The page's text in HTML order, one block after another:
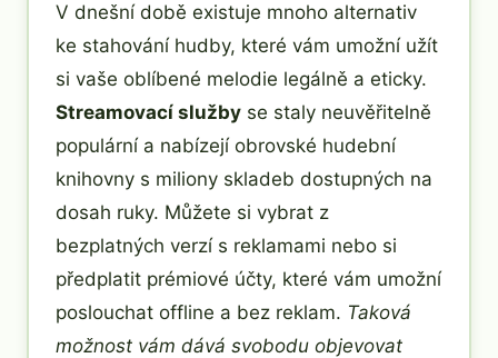
V dnešní době existuje mnoho alternativ
ke stahování hudby, které vám umožní užít
si vaše oblíbené melodie legálně a eticky.
Streamovací služby se staly neuvěřitelně
populární a nabízejí obrovské hudební
knihovny s miliony skladeb dostupných na
dosah ruky. Můžete si vybrat z
bezplatných verzí s reklamami nebo si
předplatit prémiové účty, které vám umožní
poslouchat offline a bez reklam. Taková
možnost vám dává svobodu objevovat